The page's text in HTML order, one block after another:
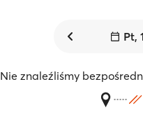
Pt,
Nie znaleźliśmy